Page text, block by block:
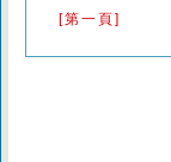
[第一頁]